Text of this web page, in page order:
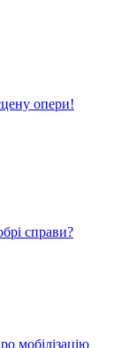
опери!
справи?
мобілізацію